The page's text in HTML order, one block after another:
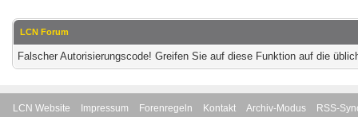
LCN Forum
Falscher Autorisierungscode! Greifen Sie auf diese Funktion auf die
LCN Website Impressum Forenregeln Kontakt Archiv-Modus RSS-